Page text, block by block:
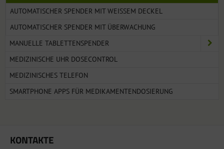
AUTOMATISCHER SPENDER MIT WEISSEM DECKEL
AUTOMATISCHER SPENDER MIT ÜBERWACHUNG
MANUELLE TABLETTENSPENDER
MEDIZINISCHE UHR DOSECONTROL
MEDIZINISCHES TELEFON
SMARTPHONE APPS FÜR MEDIKAMENTENDOSIERUNG
KONTAKTE